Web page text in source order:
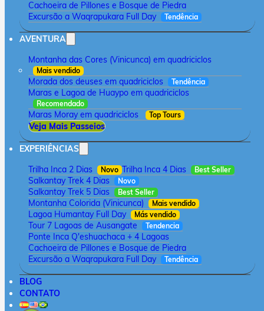
Cachoeira de Pillones e Bosque de Piedra
Excursão a Waqrapukara Full Day
Tendência
AVENTURA
Montanha das Cores (Vinicunca) em quadriciclos
Mais vendido
Morada dos deuses em quadriciclos Tendência
Maras e Lagoa de Huaypo em quadriciclos
Recomendado
Maras Moray em quadriciclos Top Tours
Veja Mais Passeios
EXPERIÊNCIAS
Trilha Inca 2 Dias
Novo Trilha Inca 4 Dias Best Seller
Salkantay Trek 4 Dias Novo
Salkantay Trek 5 Dias Best Seller
Montanha Colorida (Vinicunca) Mais vendido
Lagoa Humantay Full Day Más vendido
Tour 7 Lagoas de Ausangate Tendencia
Ponte Inca Q'eshuachaca + 4 Lagoas
Cachoeira de Pillones e Bosque de Piedra
Excursão a Waqrapukara Full Day
Tendência
BLOG
CONTATO